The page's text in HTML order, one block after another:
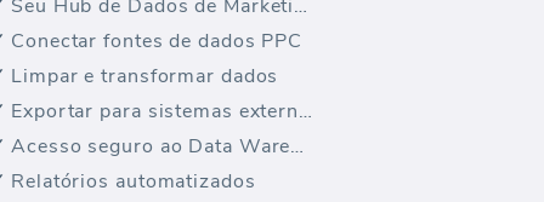
Seu Hub de Dados de Marketing
Conectar fontes de dados PPC
Limpar e transformar dados
Exportar para sistemas externos
Acesso seguro ao Data Warehouse
Relatórios automatizados